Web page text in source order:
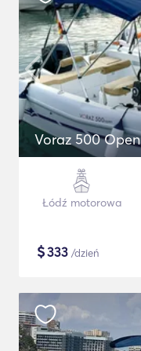
Voraz 500 Open
Łódź motorowa
$333 /dzień